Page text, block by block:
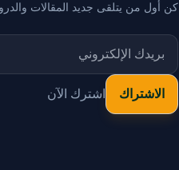
كن أول من يتلقى جديد المقالات
اشترك الآن